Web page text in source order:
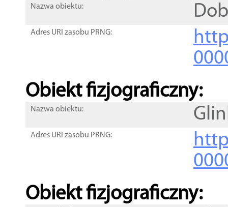
Nazwa obiektu:
Adres URI zasobu PRNG:
Obiekt fizjograficzny:
Nazwa obiektu:
Adres URI zasobu PRNG:
Obiekt fizjograficzny: